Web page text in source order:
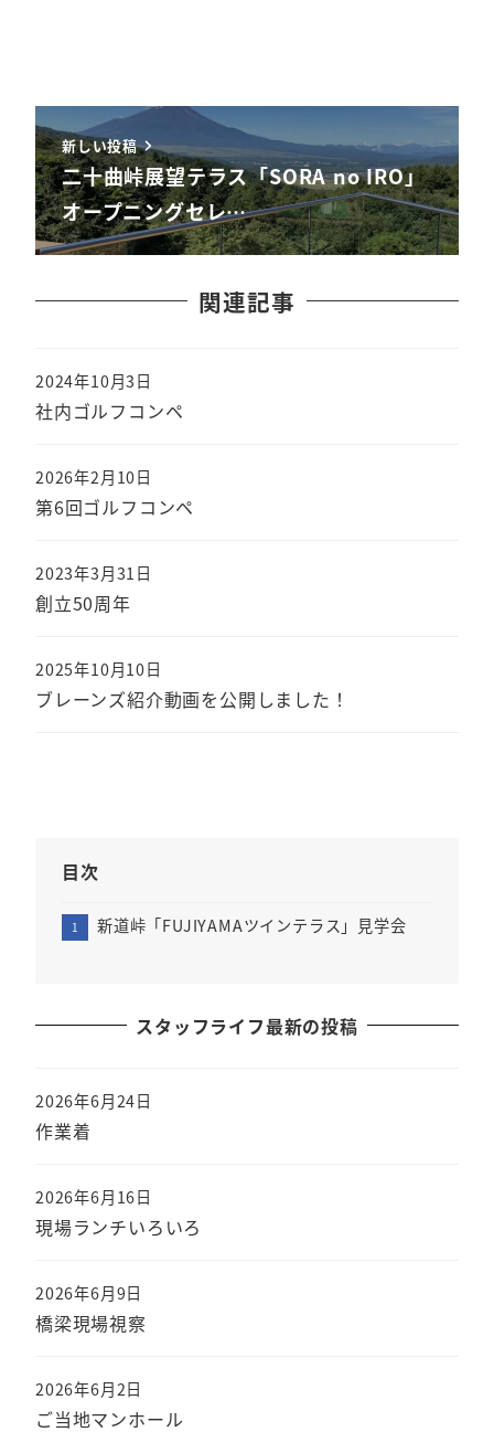
新しい投稿
二十曲峠展望テラス「SORA no IRO」
オープニングセレ…
関連記事
社内ゴルフコンペ
2024年10月3日
第6回ゴルフコンペ
2026年2月10日
創立50周年
2023年3月31日
ブレーンズ紹介動画を公開しました！
2025年10月10日
目次
新道峠「FUJIYAMAツインテラス」見学会
スタッフライフ最新の投稿
作業着
2026年6月24日
現場ランチいろいろ
2026年6月16日
橋梁現場視察
2026年6月9日
ご当地マンホール
2026年6月2日